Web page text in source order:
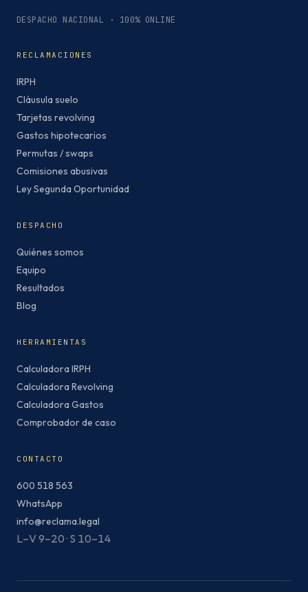
DESPACHO NACIONAL · 100% ONLINE
RECLAMACIONES
IRPH
Cláusula suelo
Tarjetas revolving
Gastos hipotecarios
Permutas / swaps
Comisiones abusivas
Ley Segunda Oportunidad
DESPACHO
Quiénes somos
Equipo
Resultados
Blog
HERRAMIENTAS
Calculadora IRPH
Calculadora Revolving
Calculadora Gastos
Comprobador de caso
CONTACTO
600 518 563
WhatsApp
info@reclama.legal
L–V 9–20 · S 10–14